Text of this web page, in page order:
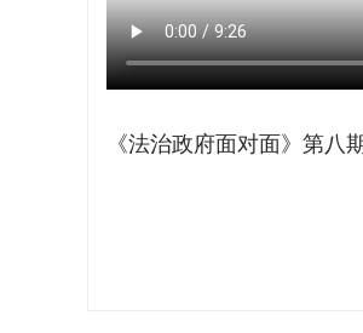
《法治政府面对面》第八